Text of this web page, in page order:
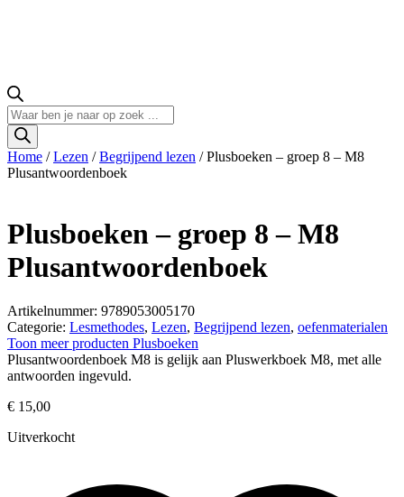
Producten
zoeken
Home /Lezen /Begrijpend lezen / Plusboeken – groep 8 – M8
Plusantwoordenboek
Plusboeken – groep 8 – M8
Plusantwoordenboek
Artikelnummer: 9789053005170
Categorie: Lesmethodes, Lezen, Begrijpend lezen, oefenmaterialen
Toon meer producten Plusboeken
Plusantwoordenboek M8 is gelijk aan Pluswerkboek M8, met alle
antwoorden ingevuld.
€ 15,00
Uitverkocht